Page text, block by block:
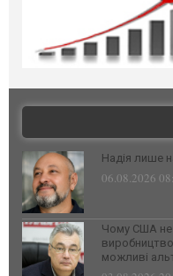
Надія лише
06.08.2026
Чому США не
можливі